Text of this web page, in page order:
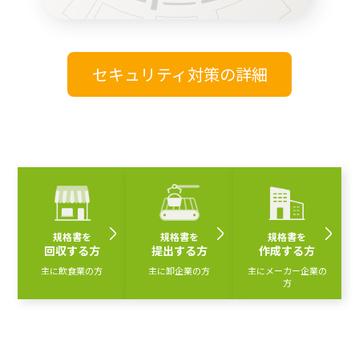
セキュリティ対策の詳細
規格書を
回収する方
主に飲食業の方
規格書を
提出する方
主に卸企業の方
規格書を
作成する方
主にメーカー企業の
方